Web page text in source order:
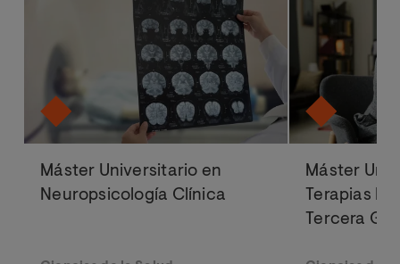
Máster Universitario en
Neuropsicología Clínica
Máster
Terapias
Tercera